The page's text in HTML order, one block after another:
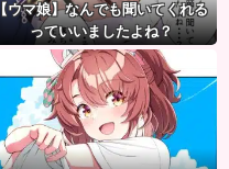
【ウマ娘】なんでも聞いてくれる
っていいましたよね？